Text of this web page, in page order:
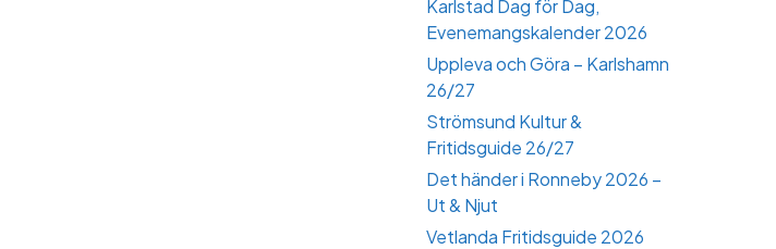
Karlstad Dag för Dag,
Evenemangskalender 2026
Uppleva och Göra – Karlshamn
26/27
Strömsund Kultur &
Fritidsguide 26/27
Det händer i Ronneby 2026 –
Ut & Njut
Vetlanda Fritidsguide 2026